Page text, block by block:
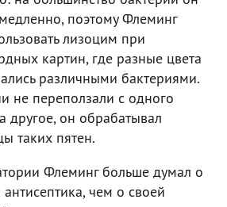
поэтому Флеминг
лизоцим при
картин, где разные цвета
различными бактериями.
не переползали с одного
другое, он обрабатывал
таких пятен.
Флеминг больше думал о
чем о своей